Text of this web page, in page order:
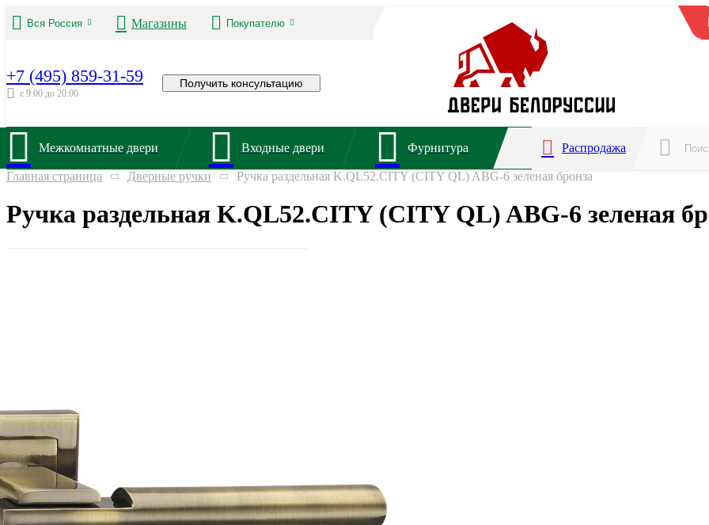
Вся Россия Магазины Покупателю
+7 (495) 859-31-59
с 9:00 до 20:00
Получить консультацию
Межкомнатные двери Входные двери Фурнитура Распродажа
Главная страница Дверные ручки Ручка раздельная K.QL52.CITY (CITY QL) ABG-6 зеленая бронза
Ручка раздельная K.QL52.CITY (CITY QL) ABG-6 зеленая